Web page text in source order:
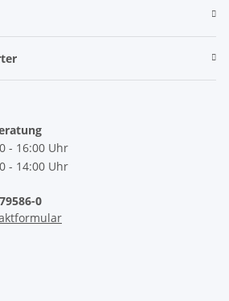
- 16:00 Uhr
- 14:00 Uhr
0